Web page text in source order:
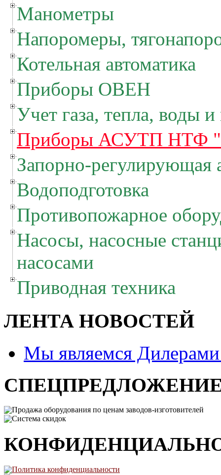
Манометры
Напоромеры,
Котельная автоматика
Приборы ОВЕН
Учет газа, тепла, воды и
Приборы АСУТП НТФ
Запорно-регулирующая
Водоподготовка
Противопожарное
Насосы, насосные
насосами
Приводная техника
ЛЕНТА НОВОСТЕЙ
Мы являемся
Продажа оборудования по ценам заводов-изготовителей
Система скидок
Политика конфиденциальности